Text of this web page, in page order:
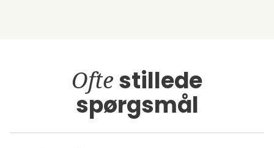
Ofte stillede
spørgsmål